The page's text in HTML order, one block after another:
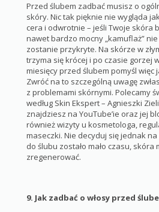
Przed ślubem zadbać musisz o
skóry. Nic tak pięknie nie wygląda
cera i odwrotnie – jeśli Twoje skóra
nawet bardzo mocny „kamuflaż”
zostanie przykryte. Na skórze w
trzyma się krócej i po czasie gorzej
miesięcy przed ślubem pomyśl więc
Zwróć na to szczególną uwagę
z problemami skórnymi. Polecamy
według Skin Ekspert – Agnieszki
znajdziesz na YouTube’ie oraz jej
również wizyty u kosmetologa,
maseczki. Nie decyduj się jednak
do ślubu zostało mało czasu, skóra
zregenerować.
9. Jak zadbać o włosy przed